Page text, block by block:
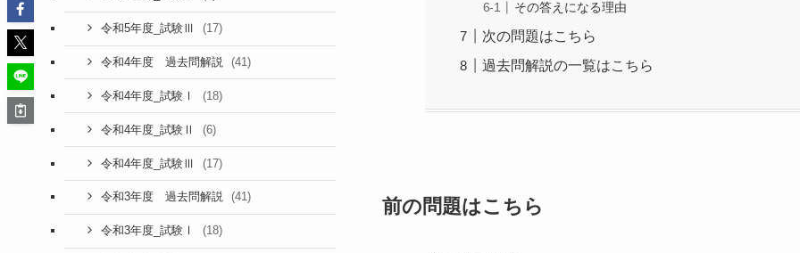
その答えになる理由
次の問題はこちら
過去問解説の一覧はこちら
前の問題はこちら
令和5年度_試験Ⅲ (17)
令和4年度 過去問解説 (41)
令和4年度_試験Ⅰ (18)
令和4年度_試験Ⅱ (6)
令和4年度_試験Ⅲ (17)
令和3年度 過去問解説 (41)
令和3年度_試験Ⅰ (18)